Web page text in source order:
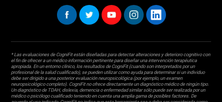
* Las evaluaciones de CogniFit están diseñadas para detectar alteraciones y deterioro cognitivo con
el fin de ofrecer a un médico información pertinente para diseñar una intervención terapéutica
apropiada. En un entorno clínico, los resultados de CogniFit (cuando son interpretados por un
profesional de la salud cualificado), se pueden utilizar como ayuda para determinar si un individuo
debe ser dirigido a una posterior evaluación neuropsicológica (por ejemplo, un examen
neuropsicológico completo). CogniFit no ofrece directamente un diagnóstico médico de ningún tipo.
Un diagnóstico de TDAH, dislexia, demencia o enfermedad similar sólo puede ser realizada por un
médico o psicólogo cualificado teniendo en cuenta una amplia gama de posibles factores. De